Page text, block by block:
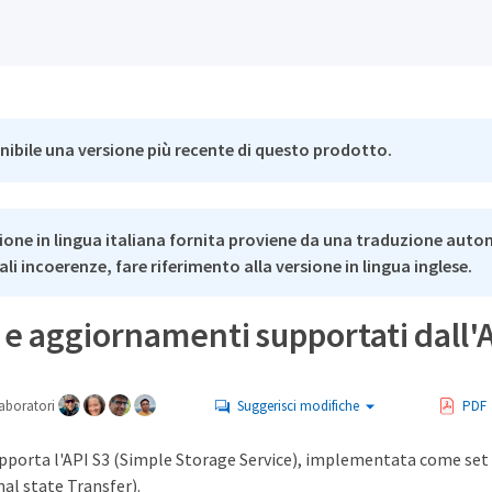
una versione più recente di questo prodotto.
in lingua italiana fornita proviene da una traduzione
incoerenze, fare riferimento alla versione in lingua inglese.
aggiornamenti supportati
Suggerisci modifiche PDF
l'API S3 (Simple Storage Service), implementata come set
state Transfer).